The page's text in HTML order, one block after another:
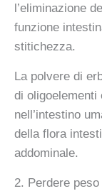
l’eliminazione
funzione
stitichezza.
La polvere di
di oligoelementi
nell’intestino
della flora
addominale.
2. Perdere peso